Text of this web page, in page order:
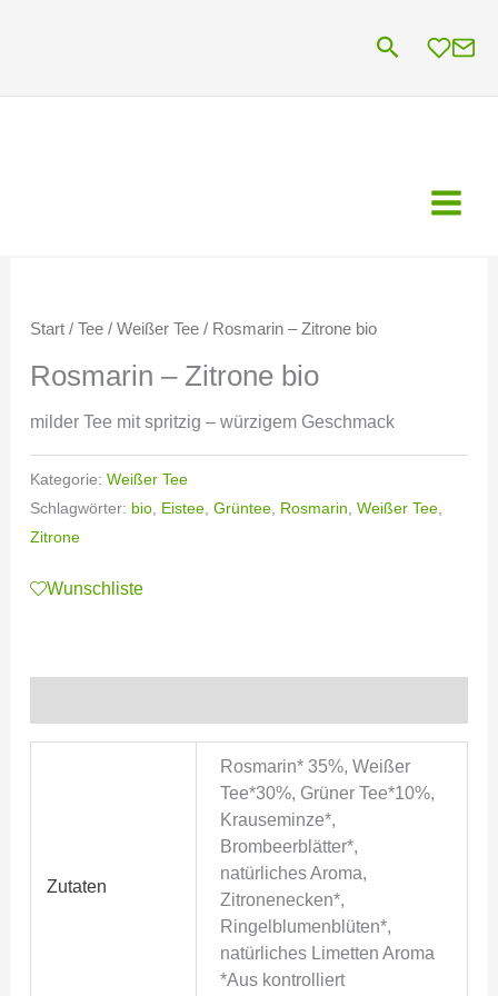
Suchen
Start/ Tee/ Weißer Tee/ Rosmarin – Zitrone bio
Rosmarin – Zitrone bio
milder Tee mit spritzig – würzigem Geschmack
Kategorie: Weißer Tee
Schlagwörter: bio, Eistee, Grüntee, Rosmarin Weißer Tee,
Zitrone
Wunschliste
Zutaten
Rosmarin* 35%, Weißer
Tee*30%, Grüner Tee*10%,
Krauseminze*,
Brombeerblätter*,
natürliches Aroma,
Zitronenecken*,
Ringelblumenblüten*,
natürliches Limetten Aroma
*Aus kontrolliert